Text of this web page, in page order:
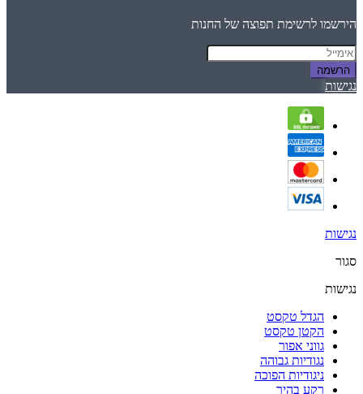
הירשמו לרשימת תפוצה של החנות
הרשמה
נגישות
נגישות
סגור
נגישות
הגדל טקסט
הקטן טקסט
גווני אפור
נגודיות גבוהה
ניגודיות הפוכה
רקע בהיר